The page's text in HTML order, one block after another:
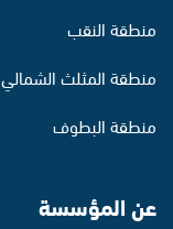
منطقة النقب
منطقة المثلث الشمالي
منطقة البطوف
عن المؤسسة